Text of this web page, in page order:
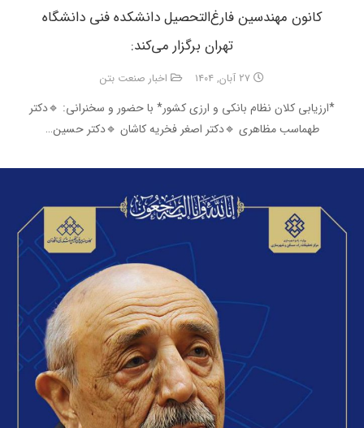
کانون مهندسین فارغ‌التحصیل دانشکده فنی دانشگاه
تهران برگزار می‌کند:
۲۷ آبان, ۱۴۰۴ اخبار صنعت بتن
*ارزیابی کلان نظام بانکی و ارزی کشور* با حضور و سخنرانی: 🔹دکتر
طهماسب مظاهری 🔹دکتر اصغر فخریه کاشان 🔹دکتر حسین…